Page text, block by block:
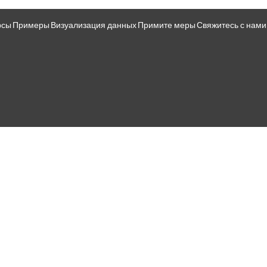
Примеры Визуализация данныхПримите мерыСвяжитесь с нами